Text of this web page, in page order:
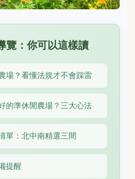
覽：你可以這樣讀
場？看懂法規才不會踩雷
的準休閒農場？三大心法
單：北中南精選三間
提醒